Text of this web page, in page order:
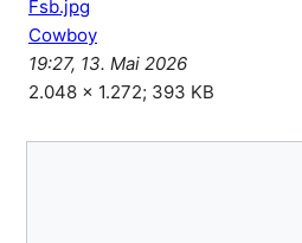
Fsb.jpg
Cowboy
19:27, 13. Mai 2026
2.048 × 1.272; 393 KB